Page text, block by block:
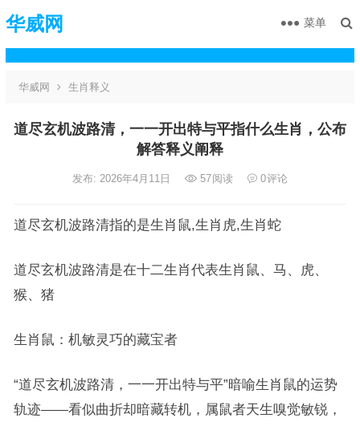
华威网 菜单
华威网 生肖释义
道尽玄机波路清，一一开出特与平指什么生肖，公布
解答释义阐释
发布: 2026年4月11日 57阅读 0评论
道尽玄机波路清指的是生肖鼠,生肖虎,生肖蛇
道尽玄机波路清是在十二生肖代表生肖鼠、马、虎、
猴、猪
生肖鼠：机敏灵巧的藏宝者
“道尽玄机波路清，一一开出特与平”暗喻生肖鼠的运势
轨迹——看似曲折却暗藏转机，属鼠者天生嗅觉敏锐，